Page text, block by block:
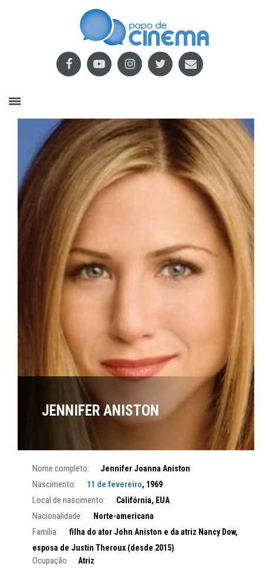
JENNIFER ANISTON
Nome completo: Jennifer Joanna Aniston
Nascimento: 11 de fevereiro, 1969
Local de nascimento: Califórnia, EUA
Nacionalidade: Norte-americana
Família:
filha do ator John Aniston e da atriz Nancy Dow,
esposa de Justin Theroux (desde 2015)
Ocupação Atriz